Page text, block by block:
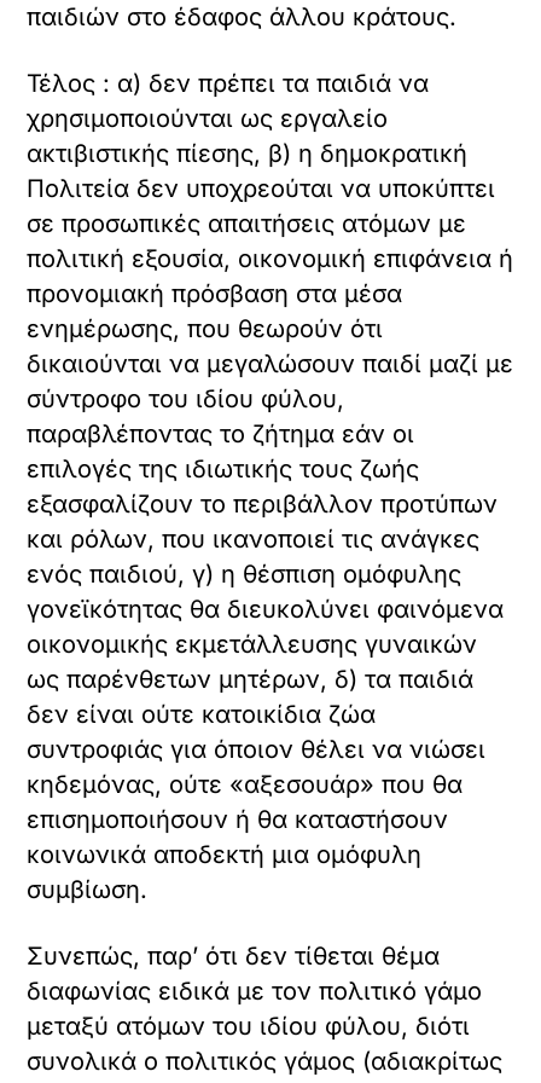
παιδιών στο έδαφος άλλου κράτους.
Τέλος : α) δεν πρέπει τα παιδιά να
χρησιμοποιούνται ως εργαλείο
ακτιβιστικής πίεσης, β) η δημοκρατική
Πολιτεία δεν υποχρεούται να υποκύπτει
σε προσωπικές απαιτήσεις ατόμων με
πολιτική εξουσία, οικονομική επιφάνεια ή
προνομιακή πρόσβαση στα μέσα
ενημέρωσης, που θεωρούν ότι
δικαιούνται να μεγαλώσουν παιδί μαζί με
σύντροφο του ιδίου φύλου,
παραβλέποντας το ζήτημα εάν οι
επιλογές της ιδιωτικής τους ζωής
εξασφαλίζουν το περιβάλλον προτύπων
και ρόλων, που ικανοποιεί τις ανάγκες
ενός παιδιού, γ) η θέσπιση ομόφυλης
γονεϊκότητας θα διευκολύνει φαινόμενα
οικονομικής εκμετάλλευσης γυναικών
ως παρένθετων μητέρων, δ) τα παιδιά
δεν είναι ούτε κατοικίδια ζώα
συντροφιάς για όποιον θέλει να νιώσει
κηδεμόνας, ούτε «αξεσουάρ» που θα
επισημοποιήσουν ή θα καταστήσουν
κοινωνικά αποδεκτή μια ομόφυλη
συμβίωση.
Συνεπώς, παρ’ ότι δεν τίθεται θέμα
διαφωνίας ειδικά με τον πολιτικό γάμο
μεταξύ ατόμων του ιδίου φύλου, διότι
συνολικά ο πολιτικός γάμος (αδιακρίτως